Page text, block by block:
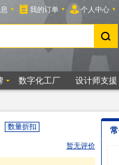
数量折扣
暂无评价